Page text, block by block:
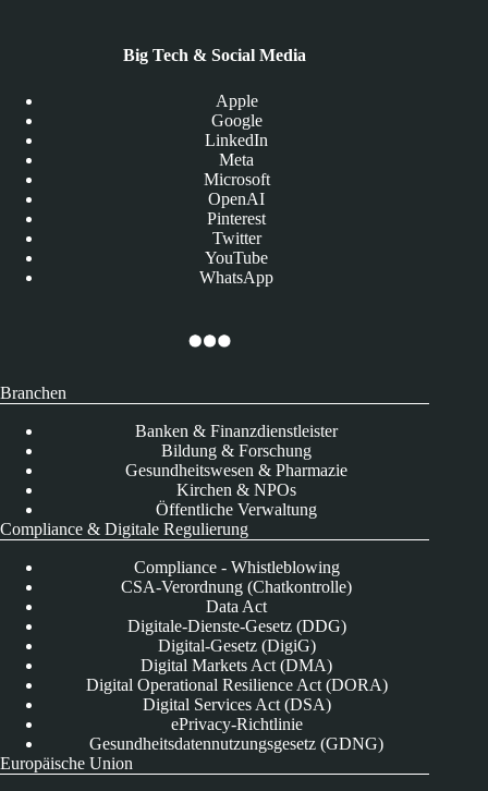
Big Tech & Social Media
Apple
Google
LinkedIn
Meta
Microsoft
OpenAI
Pinterest
Twitter
YouTube
WhatsApp
Branchen
Banken & Finanzdienstleister
Bildung & Forschung
Gesundheitswesen & Pharmazie
Kirchen & NPOs
Öffentliche Verwaltung
Compliance & Digitale Regulierung
Compliance - Whistleblowing
CSA-Verordnung (Chatkontrolle)
Data Act
Digitale-Dienste-Gesetz (DDG)
Digital-Gesetz (DigiG)
Digital Markets Act (DMA)
Digital Operational Resilience Act (DORA)
Digital Services Act (DSA)
ePrivacy-Richtlinie
Gesundheitsdatennutzungsgesetz (GDNG)
Europäische Union